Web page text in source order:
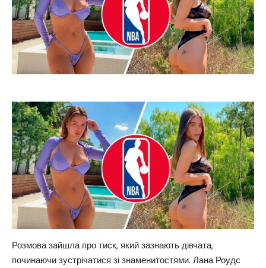
Розмова зайшла про тиск, який зазнають дівчата,
починаючи зустрічатися зі знаменитостями. Лана Роудс